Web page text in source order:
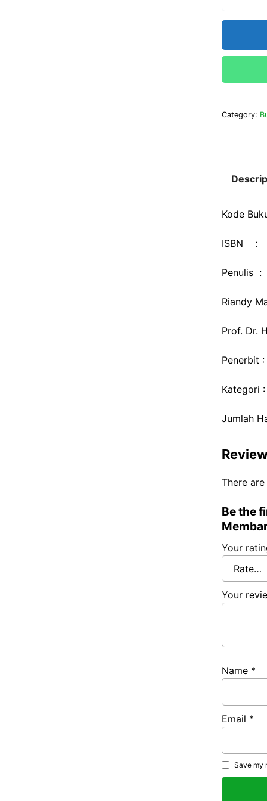
Category:
Kode
ISBN :
Penulis :
Riandy
Prof. Dr.
Penerbit
Kategori
Jumlah
There
Be the
Your
Your
Name *
Email *
Save my